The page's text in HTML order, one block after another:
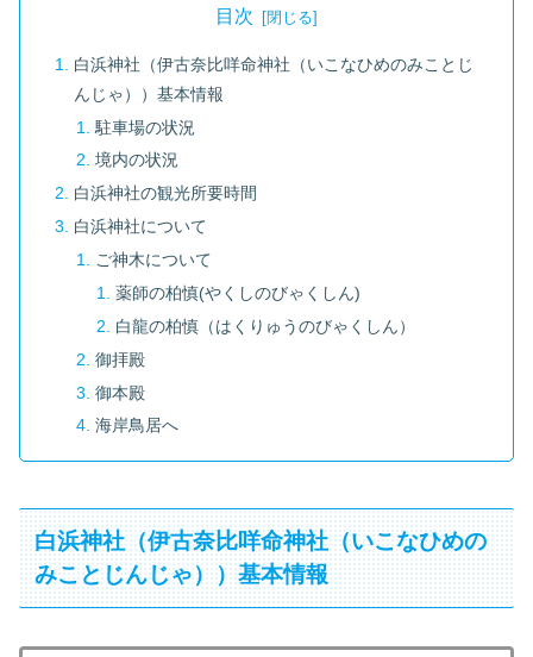
目次
白浜神社（伊古奈比咩命神社（いこなひめのみことじ
んじゃ））基本情報
駐車場の状況
境内の状況
白浜神社の観光所要時間
白浜神社について
ご神木について
薬師の柏慎(やくしのびゃくしん)
白龍の柏慎（はくりゅうのびゃくしん）
御拝殿
御本殿
海岸鳥居へ
白浜神社（伊古奈比咩命神社（いこなひめの
みことじんじゃ））基本情報